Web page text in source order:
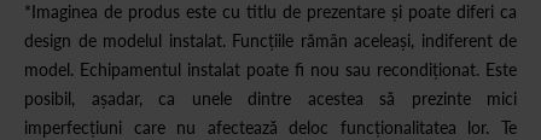
*Imaginea de produs este cu titlu de prezentare și poate diferi ca
design de modelul instalat. Funcțiile rămân aceleași, indiferent de
model. Echipamentul instalat poate fi nou sau recondiționat. Este
posibil, așadar, ca unele dintre acestea să prezinte mici
imperfecțiuni care nu afectează deloc funcționalitatea lor. Te